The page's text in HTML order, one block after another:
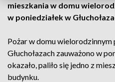
mieszkania w domu
w poniedziałek w
Pożar w domu
Głuchołazach zauważono w
okazało, paliło się jedno z
budynku.